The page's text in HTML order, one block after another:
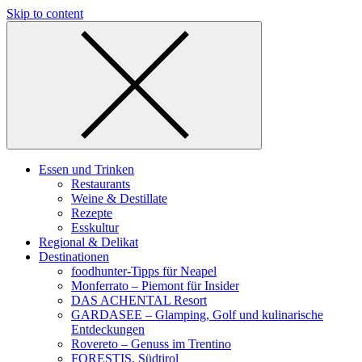
Skip to content
Essen und Trinken
Restaurants
Weine & Destillate
Rezepte
Esskultur
Regional & Delikat
Destinationen
foodhunter-Tipps für Neapel
Monferrato – Piemont für Insider
DAS ACHENTAL Resort
GARDASEE – Glamping, Golf und kulinarische
Entdeckungen
Rovereto – Genuss im Trentino
FORESTIS, Südtirol